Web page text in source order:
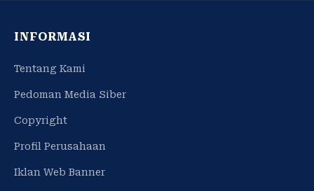
INFORMASI
Tentang Kami
Pedoman Media Siber
Copyright
Profil Perusahaan
Iklan Web Banner